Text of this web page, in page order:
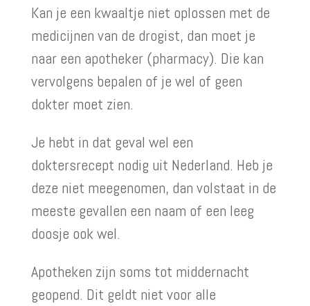
Kan je een kwaaltje niet oplossen met de
medicijnen van de drogist, dan moet je
naar een apotheker (pharmacy). Die kan
vervolgens bepalen of je wel of geen
dokter moet zien.
Je hebt in dat geval wel een
doktersrecept nodig uit Nederland. Heb je
deze niet meegenomen, dan volstaat in de
meeste gevallen een naam of een leeg
doosje ook wel.
Apotheken zijn soms tot middernacht
geopend. Dit geldt niet voor alle